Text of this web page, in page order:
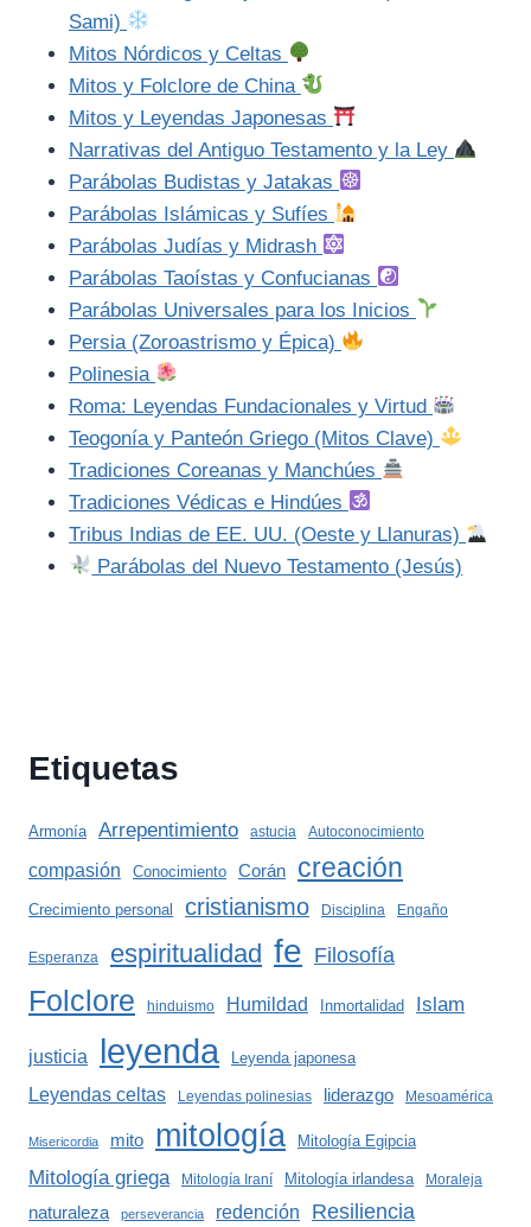
Sami)
Mitos Nórdicos y Celtas
Mitos y Folclore de China
Mitos y Leyendas Japonesas
Narrativas del Antiguo Testamento y la Ley
Parábolas Budistas y Jatakas
Parábolas Islámicas y Sufíes
Parábolas Judías y Midrash
Parábolas Taoístas y Confucianas
Parábolas Universales para los Inicios
Persia (Zoroastrismo y Épica)
Polinesia
Roma: Leyendas Fundacionales y Virtud
Teogonía y Panteón Griego (Mitos Clave)
Tradiciones Coreanas y Manchúes
Tradiciones Védicas e Hindúes
Tribus Indias de EE. UU. (Oeste y Llanuras)
Parábolas del Nuevo Testamento (Jesús)
Etiquetas
Armonía Arrepentimiento astucia Autoconocimiento
compasión Conocimiento Corán creación
Crecimiento personal cristianismo Disciplina Engaño
Esperanza espiritualidad fe Filosofía
Folclore hinduismo Humildad Inmortalidad Islam
justicia leyenda Leyenda japonesa
Leyendas celtas Leyendas polinesias liderazgo Mesoamérica
Misericordia mito mitología Mitología Egipcia
Mitología griega Mitología Iraní Mitología irlandesa Moraleja
naturaleza perseverancia redención Resiliencia